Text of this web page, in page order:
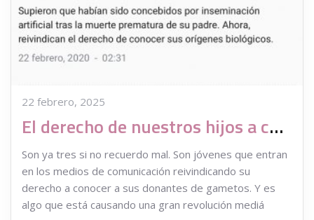
22 febrero, 2025
El derecho de nuestros hijos a conocer a su donante de esperma u óvulos
Son ya tres si no recuerdo mal. Son jóvenes que entran
en los medios de comunicación reivindicando su
derecho a conocer a sus donantes de gametos. Y es
algo que está causando una gran revolución mediá